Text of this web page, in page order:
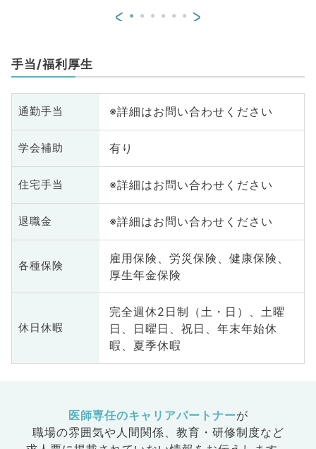
< >
手当/福利厚生
通勤手当 ※詳細はお問い合わせください
学会補助 有り
住宅手当 ※詳細はお問い合わせください
退職金 ※詳細はお問い合わせください
各種保険
雇用保険、労災保険、健康保険、
厚生年金保険
休日休暇
完全週休2日制（土・日）、土曜
日、日曜日、祝日、年末年始休
暇、夏季休暇
医師専任のキャリアパートナーが
職場の雰囲気や人間関係、 教育・研修制度など